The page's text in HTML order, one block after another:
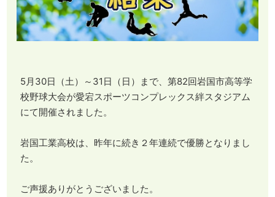
5月30日（土）～31日（日）まで、第82回岩国市高等学
校野球大会が愛宕スポーツコンプレックス絆スタジアム
にて開催されました。
岩国工業高校は、昨年に続き２年連続で優勝となりまし
た。
ご声援ありがとうございました。